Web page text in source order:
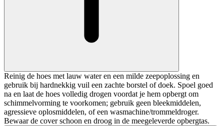
Reinig de hoes met lauw water en een milde zeepoplossing en
gebruik bij hardnekkig vuil een zachte borstel of doek. Spoel goed
na en laat de hoes volledig drogen voordat je hem opbergt om
schimmelvorming te voorkomen; gebruik geen bleekmiddelen,
agressieve oplosmiddelen, of een wasmachine/trommeldroger.
Bewaar de cover schoon en droog in de meegeleverde opbergtas.